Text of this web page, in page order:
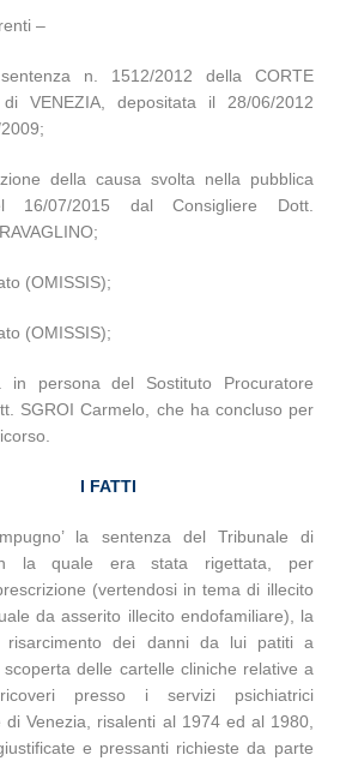
–
n. 1512/2012 della CORTE
di VENEZIA, depositata il 28/06/2012
;
della causa svolta nella pubblica
16/07/2015 dal Consigliere Dott.
(OMISSIS);
(OMISSIS);
in persona del Sostituto Procuratore
SGROI Carmelo, che ha concluso per
I FATTI
la sentenza del Tribunale di
la quale era stata rigettata, per
(vertendosi in tema di illecito
da asserito illecito endofamiliare), la
risarcimento dei danni da lui patiti a
delle cartelle cliniche relative a
presso i servizi psichiatrici
di Venezia, risalenti al 1974 ed al 1980,
e pressanti richieste da parte